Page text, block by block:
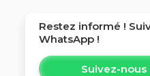
Restez informé !
WhatsApp !
Suivez-